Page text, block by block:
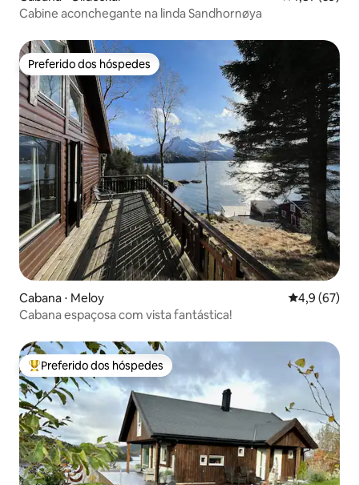
Cabine aconchegante na linda Sandhornøya
Preferido dos hóspedes
Preferido dos hóspedes
Cabana ⋅ Meloy 4,9 de uma
4,9 (67)
Cabana espaçosa com vista fantástica!
Entre os melhores preferidos dos hóspedes
Preferido dos hóspedes